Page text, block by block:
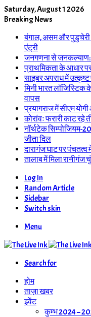
Saturday, August 1 2026
Breaking News
बंगाल, असम और पुडुचेरी
एंट्री
जनगणना से जनकल्याण:
प्राथमिकता के आधार पर
साइबर अपराध में उत्कृष्ट
मिनी भारत
वापस
प्रयागराज में सीएम
कोरांवः फरारी काट रहे
नॉर्थटेक सिम्पोजियम-
जीता दिल
दारागंज घाट पर पंचतत्व
तालाब में मिला रानीगंज
Log In
Random Article
Sidebar
Switch skin
Menu
Search for
होम
ताज़ा खबर
इवेंट
कुम्भ 2024 –